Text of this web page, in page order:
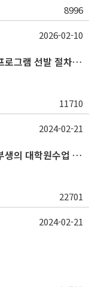
8996
2026학년도 2학기 국제교환방문학생 프로그램 선발 절차 안내
11710
2026-02-10
§과정간 학점 취득 인정 신청 안내(학부생의 대학원수업 수강 허가 및 학부학점 인정)§
22701
2024-02-21
2024-02-21